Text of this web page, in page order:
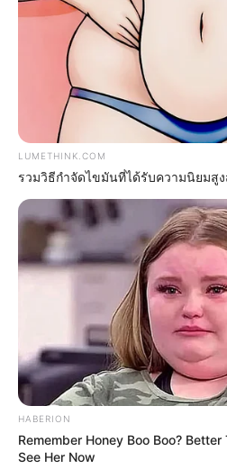
Shocking Turn Of Event:
Controversial Careers
Remember These Iconic
List That Defined A
LUMETHINK.COM
รวมวิธีกำจัดไขมันที่ได้รับความนิยมสู
HABERION
Remember Honey Boo Boo?
See Her Now